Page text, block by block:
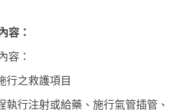
容：
容：
行之救護項目
執行注射或給藥、施行氣管插管、